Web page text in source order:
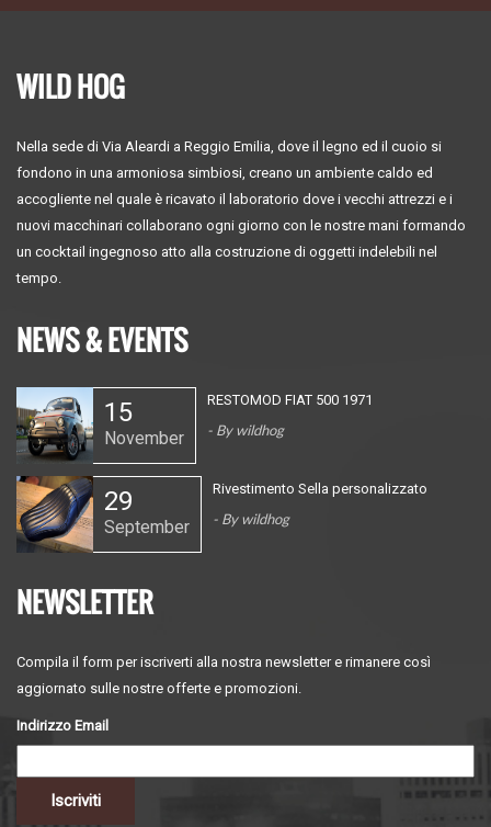
WILD HOG
Nella sede di Via Aleardi a Reggio Emilia, dove il legno ed il cuoio si
fondono in una armoniosa simbiosi, creano un ambiente caldo ed
accogliente nel quale è ricavato il laboratorio dove i vecchi attrezzi e i
nuovi macchinari collaborano ogni giorno con le nostre mani formando
un cocktail ingegnoso atto alla costruzione di oggetti indelebili nel
tempo.
NEWS & EVENTS
fia00376_wilddog-
024.jpg
pana9023.jpg
15
November
RESTOMOD FIAT 500 1971
- Bywildhog
20230210_095145.jpg
29
September
Rivestimento Sella personalizzato
- Bywildhog
NEWSLETTER
Compila il form per iscriverti alla nostra newsletter e rimanere così
aggiornato sulle nostre offerte e promozioni.
Indirizzo Email